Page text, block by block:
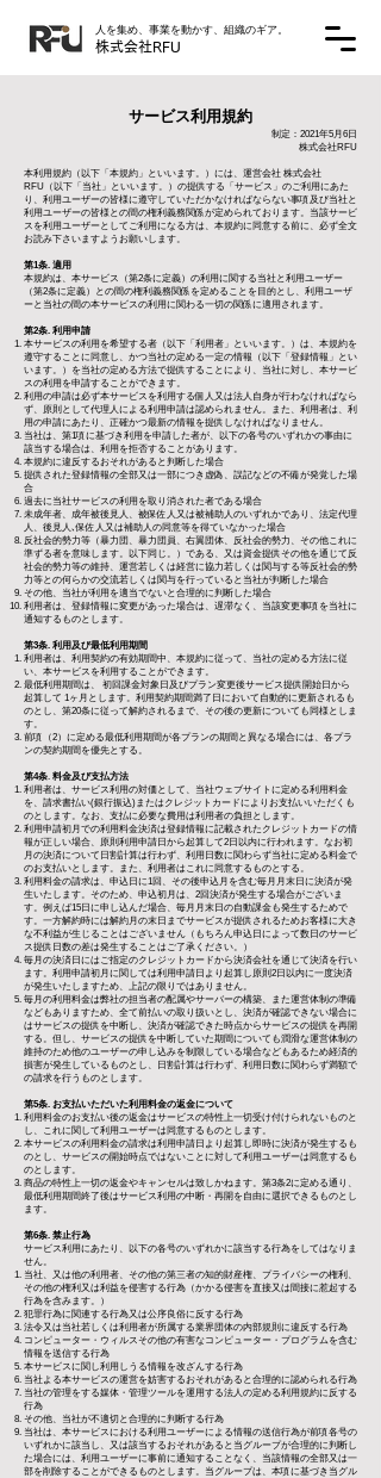
人を集め、事業を動かす、組織のギア。​
株式会社​RFU
サービス利用規約
制定：2021年5月6日
株式会社RFU
本利用規約（以下「本規約」といいます。）には、運営会社 株式会社
RFU（以下「当社」といいます。）の提供する「サービス」のご利用にあた
り、利用ユーザーの皆様に遵守していただかなければならない事項及び当社と
利用ユーザーの皆様との間の権利義務関係が定められております。当該サービ
スを利用ユーザーとしてご利用になる方は、本規約に同意する前に、必ず全文
お読み下さいますようお願いします。
第1条. 適用
本規約は、本サービス（第2条に定義）の利用に関する当社と利用ユーザー
（第2条に定義）との間の権利義務関係を定めることを目的とし、利用ユーザ
ーと当社の間の本サービスの利用に関わる一切の関係に適用されます。
第2条. 利用申請
本サービスの利用を希望する者（以下「利用者」といいます。）は、本規約を
遵守することに同意し、かつ当社の定める一定の情報（以下「登録情報」とい
います。）を当社の定める方法で提供することにより、当社に対し、本サービ
スの利用を申請することができます。
利用の申請は必ず本サービスを利用する個人又は法人自身が行わなければなら
ず、原則として代理人による利用申請は認められません。また、利用者は、利
用の申請にあたり、正確かつ最新の情報を提供しなければなりません。
当社は、第1項に基づき利用を申請した者が、以下の各号のいずれかの事由に
該当する場合は、利用を拒否することがあります。
本規約に違反するおそれがあると判断した場合
提供された登録情報の全部又は一部につき虚偽、誤記などの不備が発覚した場
合
過去に当社サービスの利用を取り消された者である場合
未成年者、成年被後見人、被保佐人又は被補助人のいずれかであり、法定代理
人、後見人､保佐人又は補助人の同意等を得ていなかった場合
反社会的勢力等（暴力団、暴力団員、右翼団体、反社会的勢力、その他これに
準ずる者を意味します。以下同じ。）である、又は資金提供その他を通じて反
社会的勢力等の維持、運営若しくは経営に協力若しくは関与する等反社会的勢
力等との何らかの交流若しくは関与を行っていると当社が判断した場合
その他、当社が利用を適当でないと合理的に判断した場合
利用者は、登録情報に変更があった場合は、遅滞なく、当該変更事項を当社に
通知するものとします。
第3条. 利用及び最低利用期間
利用者は、利用契約の有効期間中、本規約に従って、当社の定める方法に従
い、本サービスを利用することができます。
最低利用期間は、 初回課金対象日及びプラン変更後サービス提供開始日から
起算して 1ヶ月とします。利用契約期間満了日において自動的に更新されるも
のとし、第20条に従って解約されるまで、その後の更新についても同様としま
す。
​前項（2）に定める最低利用期間が各プランの期間と異なる場合には、各プラ
ンの契約期間を優先とする。
第4条. 料金及び支払方法
利用者は、サービス利用の対価として、当社ウェブサイトに定める利用料金
を、請求書払い(銀行振込)またはクレジットカードによりお支払いいただくも
のとします。なお、支払に必要な費用は利用者の負担とします。
利用申請初月での利用料金決済は登録情報に記載されたクレジットカードの情
報が正しい場合、原則利用申請日から起算して2日以内に行われます。なお初
月の決済について日割計算は行わず、利用日数に関わらず当社に定める料金で
のお支払いとします。また、利用者はこれに同意するものとする。
利用料金の請求は、申込日に1回、その後申込月を含む毎月月末日に決済が発
生いたします。そのため、申込初月は、2回決済が発生する場合がございま
す。例えば15日に申し込んだ場合、毎月月末日の自動課金も発生するためで
す。一方解約時には解約月の末日までサービスが提供されるためお客様に大き
な不利益が生じることはございません（もちろん申込日によって数日のサービ
ス提供日数の差は発生することはご了承ください。）
毎月の決済日にはご指定のクレジットカードから決済会社を通じて決済を行い
ます。利用申請初月に関しては利用申請日より起算し原則2日以内に一度決済
が発生いたしますため、上記の限りではありません。
毎月の利用料金は弊社の担当者の配属やサーバーの構築、また運営体制の準備
などもありますため、全て前払いの取り扱いとし、決済が確認できない場合に
はサービスの提供を中断し、決済が確認できた時点からサービスの提供を再開
する。但し、サービスの提供を中断していた期間についても潤滑な運営体制の
維持のため他のユーザーの申し込みを制限している場合などもあるため経済的
損害が発生しているものとし、日割計算は行わず、利用日数に関わらず満額で
の請求を行うものとします。
第5条. お支払いただいた利用料金の返金について
利用料金のお支払い後の返金はサービスの特性上一切受け付けられないものと
し、これに関して利用ユーザーは同意するものとします。
本サービスの利用料金の請求は利用申請日より起算し即時に決済が発生するも
のとし、サービスの開始時点ではないことに対して利用ユーザーは同意するも
のとします。
商品の特性上一切の返金やキャンセルは致しかねます。第3条2に定める通り、
最低利用期間終了後はサービス利用の中断・再開を自由に選択できるものとし
ます。
第6条. 禁止行為
サービス利用にあたり、以下の各号のいずれかに該当する行為をしてはなりま
せん。
当社、又は他の利用者、その他の第三者の知的財産権、プライバシーの権利、
その他の権利又は利益を侵害する行為（かかる侵害を直接又は間接に惹起する
行為を含みます。）
犯罪行為に関連する行為又は公序良俗に反する行為
法令又は当社若しくは利用者が所属する業界団体の内部規則に違反する行為
コンピューター・ウィルスその他の有害なコンピューター・プログラムを含む
情報を送信する行為
本サービスに関し利用しうる情報を改ざんする行為
当社よる本サービスの運営を妨害するおそれがあると合理的に認められる行為
当社の管理をする媒体・管理ツールを運用する法人の定める利用規約に反する
行為
その他、当社が不適切と合理的に判断する行為
当社は、本サービスにおける利用ユーザーによる情報の送信行為が前項各号の
いずれかに該当し、又は該当するおそれがあると当グループが合理的に判断し
た場合には、利用ユーザーに事前に通知することなく、当該情報の全部又は一
部を削除することができるものとします。当グループは、本項に基づき当グル